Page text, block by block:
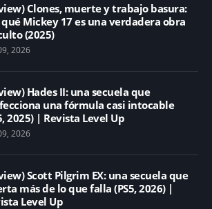
Clones, muerte y trabajo basura:
Mickey 17 es una verdadera obra
(2025)
2026
Hades II: una secuela que
una fórmula casi intocable
2025) | Revista Level Up
2026
Scott Pilgrim EX: una secuela que
más de lo que falla (PS5, 2026) |
Level Up